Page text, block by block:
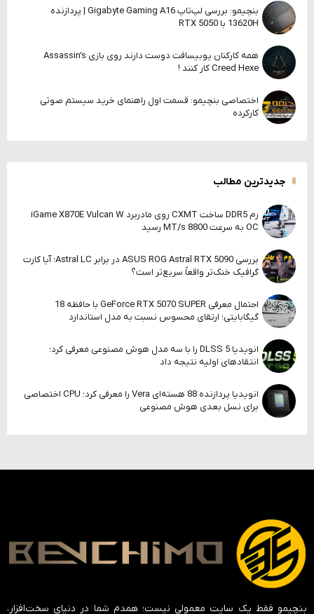
بنچیمو: بررسی لپ‌تاپ Gigabyte Gaming A16 | پردازنده
13620H با RTX 5050
همه کارکنان یوبیسافت دوست دارند روی بازی Assassin’s
Creed Hexe کار کنند !
اختصاصی بنچیمو: قسمت اول راهنمای خرید سیستم صوتی
کارکرده
جدیدترین مطالب
رم DDR5 ساخت CXMT روی مادربرد iGame X870E Vulcan W
OC به سرعت 8800 MT/s رسید
بررسی ASUS ROG Astral RTX 5090 در برابر Astral LC؛ آیا کارت
گرافیک خنک‌تر واقعاً سریع‌تر است؟
احتمال معرفی GeForce RTX 5070 SUPER با حافظه 18
گیگابایتی؛ ارتقای محسوس نسبت به مدل استاندارد
انویدیا DLSS 5 را با سه مدل هوش مصنوعی معرفی کرد؛
انتقادهای اولیه نتیجه داد
انویدیا پردازنده 88 هسته‌ای Vera را معرفی کرد؛ CPU اختصاصی
برای نسل بعدی هوش مصنوعی
بنچیمو فقط یک سایت معمولی نیست؛ همدم شما در دنیای سخت‌افزار،